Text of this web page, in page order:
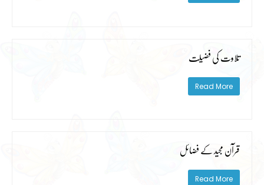
تلاوت کی فضیلت
Read More
قرآن مجید کے فضائل
Read More